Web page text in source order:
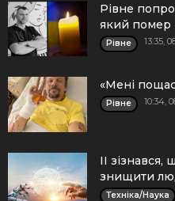
Рівне
який помер
Рівне 13:35,
«Мені
Рівне 10:34,
ІІ
знищити
Техніка/Наука